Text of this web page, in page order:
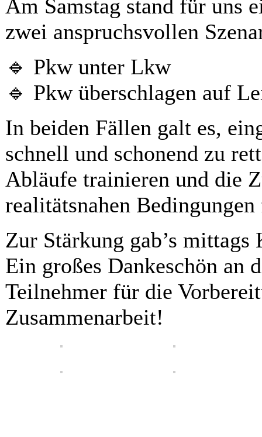
Am Samstag stand für uns
zwei anspruchsvollen
🔹 Pkw unter Lkw
🔹 Pkw überschlagen auf
In beiden Fällen galt es,
schnell und schonend zu
Abläufe trainieren und die
realitätsnahen
Zur Stärkung gab’s
Ein großes Dankeschön an
Teilnehmer für die
Zusammenarbeit!